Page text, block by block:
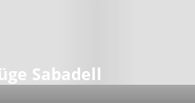
Sabadell